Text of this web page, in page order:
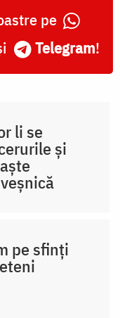
pe
Telegram!
li se
și
pe sfinți